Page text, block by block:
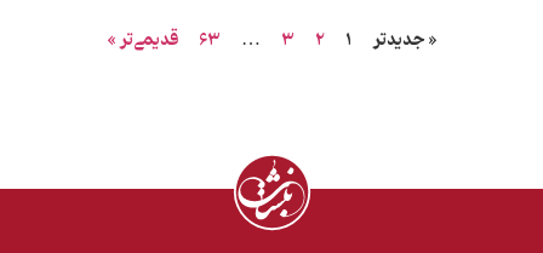
« جدیدتر 1
2
3
…
63 قدیمی‌تر »